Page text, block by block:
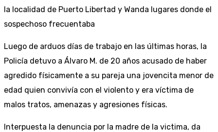
la localidad de Puerto Libertad y Wanda lugares donde el
sospechoso frecuentaba
Luego de arduos días de trabajo en las últimas horas, la
Policía detuvo a Álvaro M. de 20 años acusado de haber
agredido físicamente a su pareja una jovencita menor de
edad quien convivía con el violento y era víctima de
malos tratos, amenazas y agresiones físicas.
Interpuesta la denuncia por la madre de la victima, da